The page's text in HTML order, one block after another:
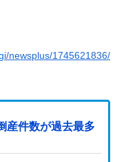
newsplus/1745621836/
産件数が過去最多